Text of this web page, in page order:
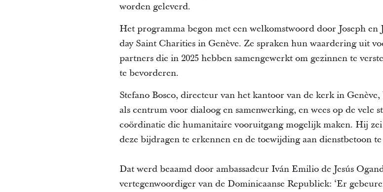
worden geleverd.
Het programma begon met een welkomstwoord door Joseph
day Saint Charities in Genève. Ze spraken hun waardering uit
partners die in 2025 hebben samengewerkt om gezinnen te
te bevorderen.
Stefano Bosco, directeur van het kantoor van de kerk in
als centrum voor dialoog en samenwerking, en wees op de vele
coördinatie die humanitaire vooruitgang mogelijk maken. Hij
deze bijdragen te erkennen en de toewijding aan dienstbetoon
Dat werd beaamd door ambassadeur Iván Emilio de Jesús
vertegenwoordiger van de Dominicaanse Republiek: ‘Er